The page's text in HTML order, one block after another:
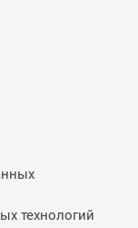
технологий